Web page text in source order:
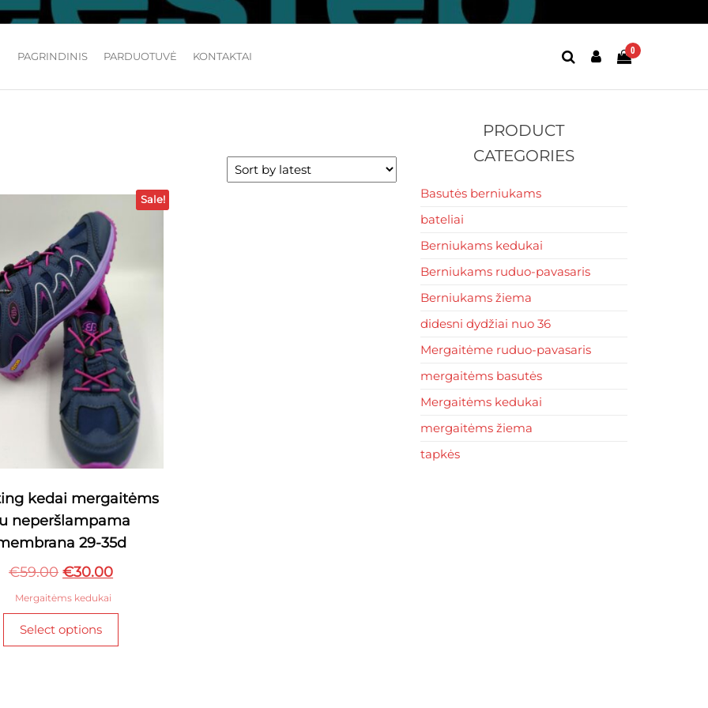
batai vaikams ir ne tik
0
PAGRINDINIS PARDUOTUVĖ KONTAKTAI
Sale!
kedai mergaitėms
neperšlampama
29-35d
€59.00 Original
price
was:
€59.00.
€30.00Current
is:
Mergaitėms kedukai
Select options
This
PRODUCT
CATEGORIES
Basutės berniukams
bateliai
Berniukams kedukai
Berniukams ruduo-pavasaris
Berniukams žiema
didesni dydžiai nuo 36
Mergaitėme ruduo-pavasaris
mergaitėms basutės
Mergaitėms kedukai
mergaitėms žiema
tapkės